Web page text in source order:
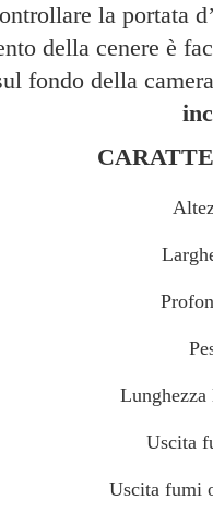
la portata
della cenere è
fondo della
Uscita
Uscita fumi